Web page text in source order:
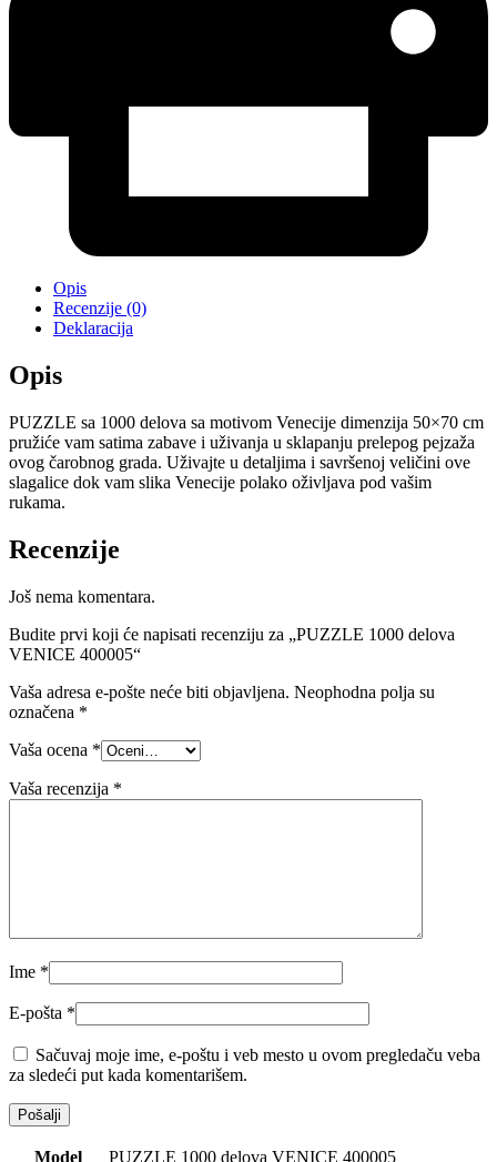
Opis
Recenzije (0)
Deklaracija
Opis
PUZZLE sa 1000 delova sa motivom Venecije dimenzija 50×70 cm
pružiće vam satima zabave i uživanja u sklapanju prelepog pejzaža
ovog čarobnog grada. Uživajte u detaljima i savršenoj veličini ove
slagalice dok vam slika Venecije polako oživljava pod vašim
rukama.
Recenzije
Još nema komentara.
Budite prvi koji će napisati recenziju za „PUZZLE 1000 delova
VENICE 400005“
Vaša adresa e-pošte neće biti objavljena. Neophodna polja su
označena *
Vaša ocena *
Vaša recenzija *
Ime *
E-pošta *
Sačuvaj moje ime, e-poštu i veb mesto u ovom pregledaču veba
za sledeći put kada komentarišem.
Model
PUZZLE 1000 delova VENICE 400005